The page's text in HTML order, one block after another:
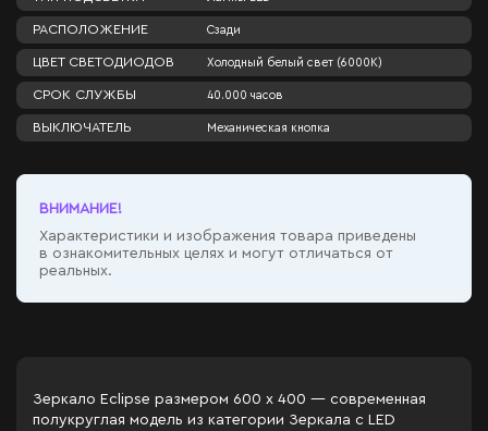
РАСПОЛОЖЕНИЕ Сзади
ЦВЕТ СВЕТОДИОДОВ Холодный белый свет (6000К)
СРОК СЛУЖБЫ 40.000 часов
ВЫКЛЮЧАТЕЛЬ Механическая кнопка
ВНИМАНИЕ!
Характеристики и изображения товара приведены
в ознакомительных целях и могут отличаться от
реальных.
Зеркало Eclipse размером 600 x 400 — современная
полукруглая модель из категории Зеркала c LED